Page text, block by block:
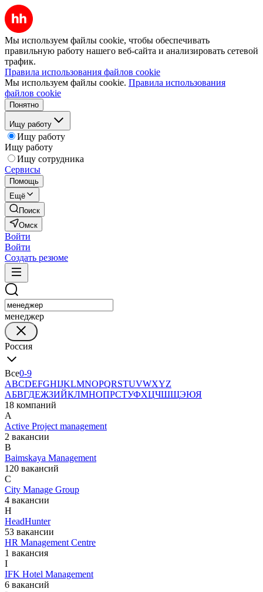
Мы используем файлы cookie, чтобы обеспечивать
правильную работу нашего веб-сайта и анализировать сетевой
трафик.
Правила использования файлов cookie
Мы используем файлы cookie. Правила использования
файлов cookie
Понятно
Ищу работу
Ищу работу
Ищу работу
Ищу сотрудника
Сервисы
Помощь
Ещё
Поиск
Омск
Войти
Войти
Создать резюме
менеджер
Россия
Все0-9
ABCDEFGHIJKLMNOPQRSTUVWXYZ
АБВГДЕЖЗИЙКЛМНОПРСТУФХЦЧШЩЭЮЯ
18 компаний
A
Active Project management
2 вакансии
B
Baimskaya Management
120 вакансий
C
City Manage Group
4 вакансии
H
HeadHunter
53 вакансии
HR Management Centre
1 вакансия
I
IFK Hotel Management
6 вакансий